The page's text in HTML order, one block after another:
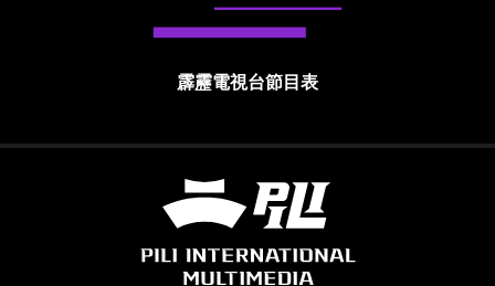
霹靂電視台節目表
霹靂國際多媒體股份有限公司 PILI